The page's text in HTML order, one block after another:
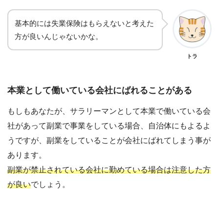
基本的には失業保険はもらえないと考えた
方が良いんじゃないかな。
トラ
本業として働いている会社にばれることがある
もしもあなたが、サラリーマンとして本業で働いている会
社があって副業で事業をしている場合、自治体にもよるよ
うですが、副業をしていることが会社にばれてしまう事が
あります。
副業が禁止されている会社に勤めている場合は注意した方
が良いでしょう。